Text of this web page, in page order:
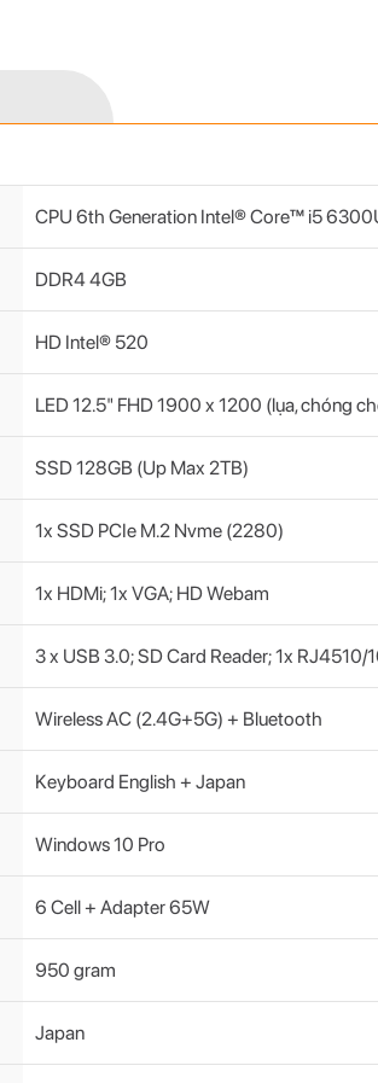
CPU 6th Generation Intel® Core™ i5
DDR4 4GB
HD Intel® 520
LED 12.5" FHD 1900 x 1200 (lụa, chóng
SSD 128GB (Up Max 2TB)
1x SSD PCIe M.2 Nvme (2280)
1x HDMi; 1x VGA; HD Webam
3 x USB 3.0; SD Card Reader; 1x
Wireless AC (2.4G+5G) + Bluetooth
Keyboard English + Japan
Windows 10 Pro
6 Cell + Adapter 65W
950 gram
Japan